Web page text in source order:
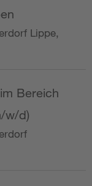
Lippe,
Bereich
w/d)